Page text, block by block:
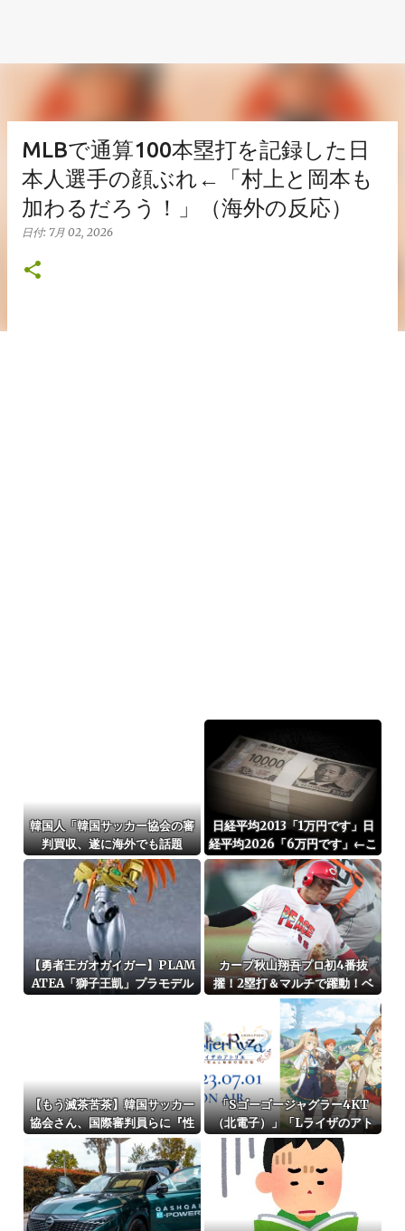
MLBで通算100本塁打を記録した日
本人選手の顔ぶれ←「村上と岡本も
加わるだろう！」（海外の反応）
日付: 7月 02, 2026
韓国人「韓国サッカー協会の審
判買収、遂に海外でも話題
に…」→「2002年の栄光まで
疑われる…（ﾌﾞﾙﾌﾞﾙ」＝韓国の
反応
日経平均2013「1万円です」日
経平均2026「6万円です」←こ
れは年収爆上がりしたんやろな
ぁ…
【勇者王ガオガイガー】PLAM
ATEA「獅子王凱」プラモデル
カープ秋山翔吾プロ初4番抜
擢！2塁打＆マルチで躍動！ベ
テランに希望の光
【もう滅茶苦茶】韓国サッカー
協会さん、国際審判員らに『性
接待』をしていたことが判明 2
011～12年にかけて 日本審判も
対象との指摘も
「Sゴーゴージャグラー4KT
（北電子）」「Lライザのアト
リエKD（北電子）」が検定通
過